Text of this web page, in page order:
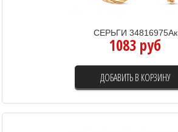
СЕРЬГИ 34816975Ак
1083 руб
ДОБАВИТЬ В КОРЗИНУ